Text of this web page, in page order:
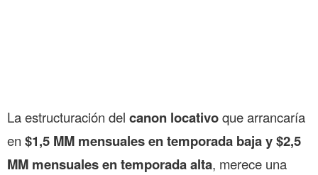
La estructuración del canon locativoque arrancaría
en $1,5 MM mensuales en temporada baja y $2,5
MM mensuales en temporada alta, merece una